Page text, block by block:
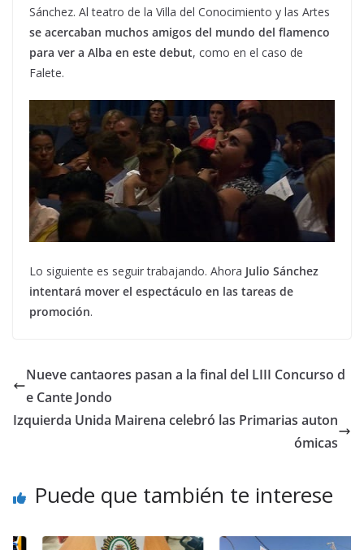
Sánchez. Al teatro de la Villa del Conocimiento y las Artes
se acercaban muchos amigos del mundo del flamenco
para ver a Alba en este debut, como en el caso de
Falete.
Lo siguiente es seguir trabajando. Ahora Julio Sánchez
intentará mover el espectáculo en las tareas de
promoción.
Nueve cantaores pasan a la final del LIII Concurso d
e Cante Jondo
Izquierda Unida Mairena celebró las Primarias auton
ómicas
Puede que también te interese